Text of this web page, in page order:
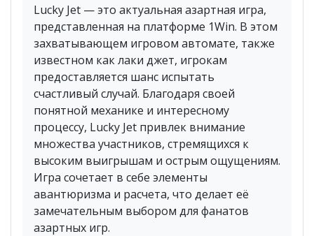
Lucky Jet — это актуальная азартная игра,
представленная на платформе 1Win. В этом
захватывающем игровом автомате, также
известном как лаки джет, игрокам
предоставляется шанс испытать
счастливый случай. Благодаря своей
понятной механике и интересному
процессу, Lucky Jet привлек внимание
множества участников, стремящихся к
высоким выигрышам и острым ощущениям.
Игра сочетает в себе элементы
авантюризма и расчета, что делает её
замечательным выбором для фанатов
азартных игр.